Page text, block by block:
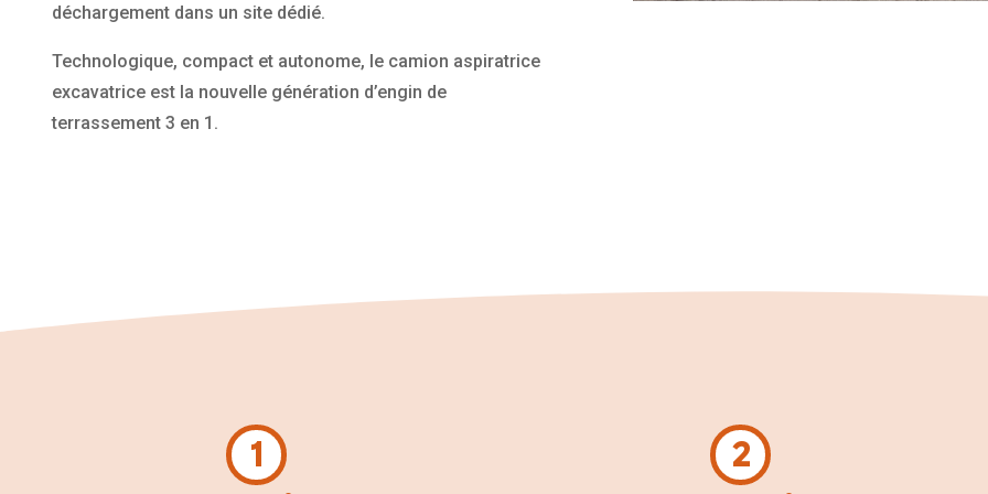
déchargement dans un site dédié.
Technologique, compact et autonome, le camion aspiratrice
excavatrice est la nouvelle génération d’engin de
terrassement 3 en 1.
1 2